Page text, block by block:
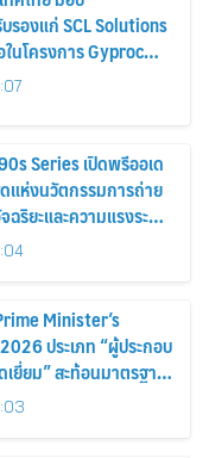
รองแก่ SCL Solutions
นโครงการ Gyproc
Series เปิดพรีออเด
แห่งนวัตกรรมการถ่าย
ริยะและความแรงระดับ
Minister’s
ประเภท “ผู้ประกอบ
ยี่ยม” สะท้อนมาตรฐาน
ร้อมยกระดับศักยภาพ
ก